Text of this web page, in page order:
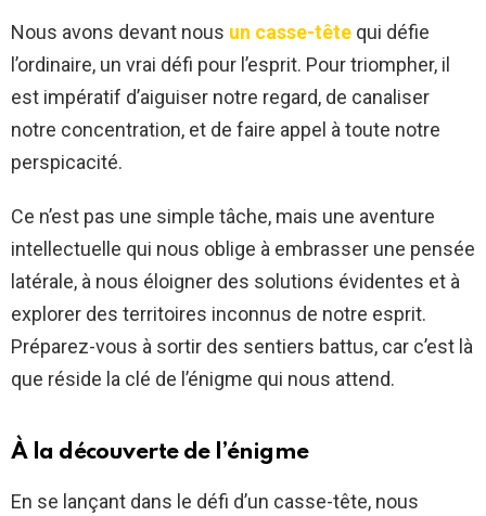
Nous avons devant nous un casse-tête qui défie
l’ordinaire, un vrai défi pour l’esprit. Pour triompher, il
est impératif d’aiguiser notre regard, de canaliser
notre concentration, et de faire appel à toute notre
perspicacité.
Ce n’est pas une simple tâche, mais une aventure
intellectuelle qui nous oblige à embrasser une pensée
latérale, à nous éloigner des solutions évidentes et à
explorer des territoires inconnus de notre esprit.
Préparez-vous à sortir des sentiers battus, car c’est là
que réside la clé de l’énigme qui nous attend.
À la découverte de l’énigme
En se lançant dans le défi d’un casse-tête, nous